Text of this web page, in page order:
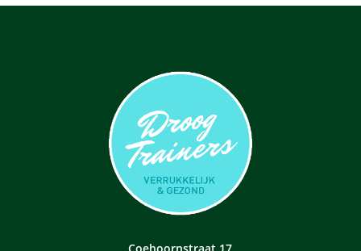
Coehoornstraat 17